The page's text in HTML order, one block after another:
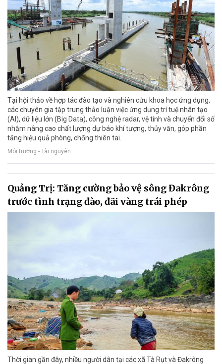
Tại hội thảo về hợp tác đào tạo và nghiên cứu khoa học ứng dụng,
các chuyên gia tập trung thảo luận việc ứng dụng trí tuệ nhân tạo
(AI), dữ liệu lớn (Big Data), công nghệ radar, vệ tinh và chuyển đổi số
nhằm nâng cao chất lượng dự báo khí tượng, thủy văn, góp phần
tăng hiệu quả phòng, chống thiên tai.
Môi trường - Tài nguyên
Quảng Trị: Tăng cường bảo vệ sông Đakrông
trước tình trạng đào, đãi vàng trái phép
Thời gian gần đây, nhiều người dân tại các xã Tà Rụt và Đakrông